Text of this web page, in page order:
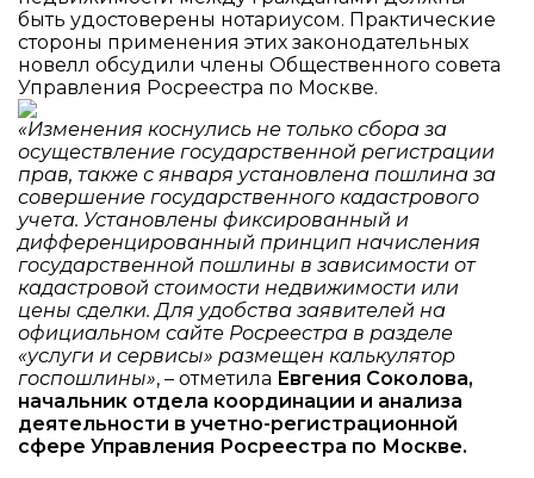
быть удостоверены нотариусом. Практические
стороны применения этих законодательных
новелл обсудили члены Общественного совета
Управления Росреестра по Москве.
«Изменения коснулись не только сбора за
осуществление государственной регистрации
прав, также с января установлена пошлина за
совершение государственного кадастрового
учета. Установлены фиксированный и
дифференцированный принцип начисления
государственной пошлины в зависимости от
кадастровой стоимости недвижимости или
цены сделки. Для удобства заявителей на
официальном сайте Росреестра в разделе
«услуги и сервисы» размещен калькулятор
госпошлины», – отметила Евгения Соколова,
начальник отдела координации и анализа
деятельности в учетно-регистрационной
сфере Управления Росреестра по Москве.